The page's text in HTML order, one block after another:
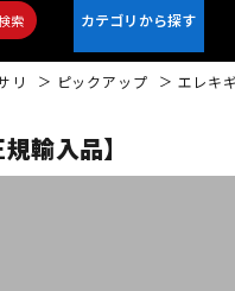
索
リ ピックアップ エレキ
輸入品】